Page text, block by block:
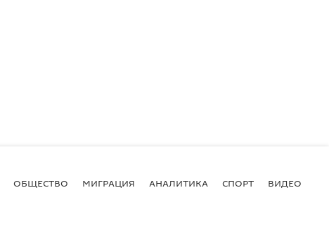
ОБЩЕСТВО МИГРАЦИЯ АНАЛИТИКА СПОРТ ВИДЕО